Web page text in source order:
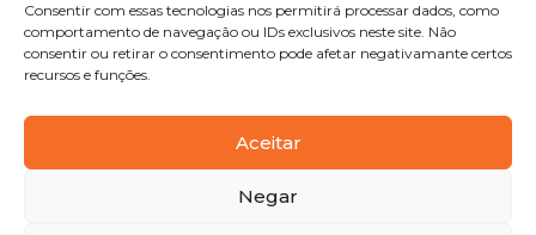
Consentir com essas tecnologias nos permitirá processar dados, como
comportamento de navegação ou IDs exclusivos neste site. Não
consentir ou retirar o consentimento pode afetar negativamante certos
recursos e funções.
Aceitar
Negar
Copyright © 2025 Sabores Santa Clara
. Todos os direitos
reservadosPolítica de Privacidade |Termos e condições
Designed byShift Your Branding Agency